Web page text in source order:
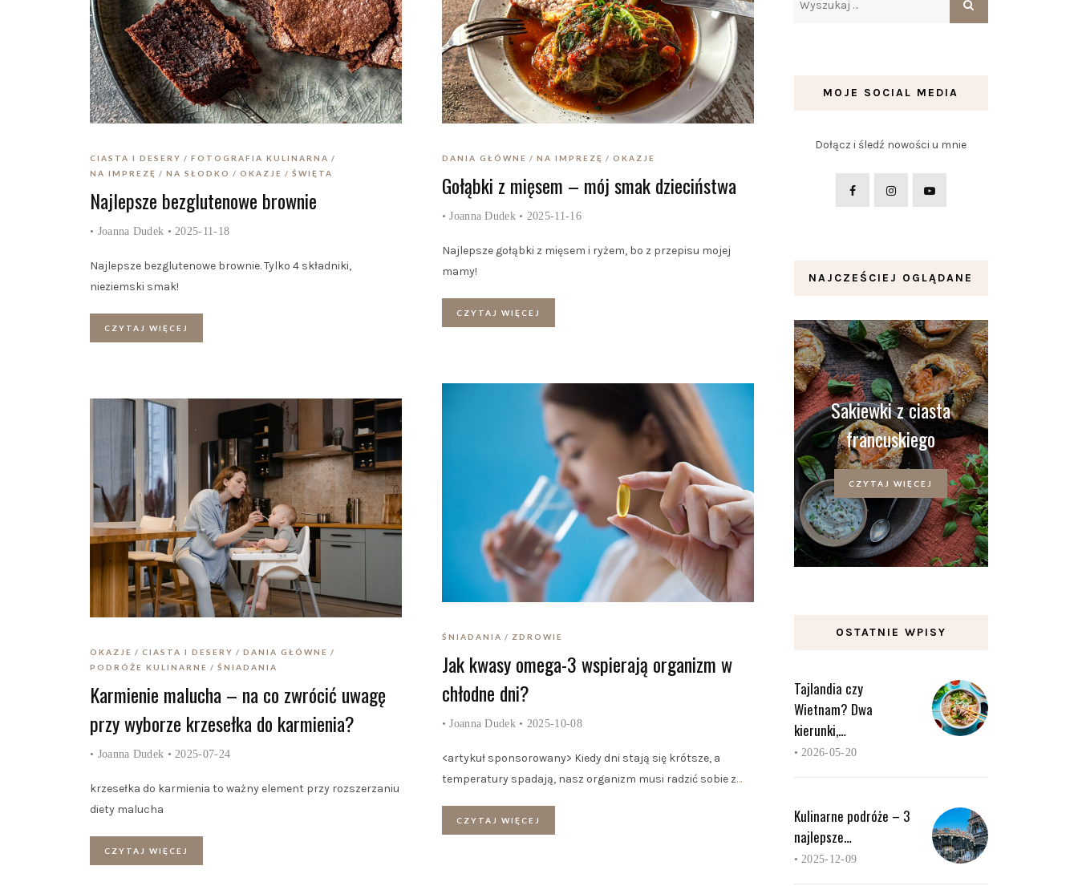
CIASTA I DESERY
FOTOGRAFIA KULINARNA
NA IMPREZĘ
NA SŁODKO OKAZJE ŚWIĘTA
Najlepsze bezglutenowe brownie
• Joanna Dudek • 2025-11-18
Najlepsze bezglutenowe brownie. Tylko 4 składniki,
nieziemski smak!
CZYTAJ WIĘCEJ
DANIA GŁÓWNE NA IMPREZĘ OKAZJE
Gołąbki z mięsem – mój smak dzieciństwa
•Joanna Dudek • 2025-11-16
Najlepsze gołąbki z mięsem i ryżem, bo z przepisu mojej
mamy!
CZYTAJ WIĘCEJ
ŚNIADANIA ZDROWIE
Jak kwasy omega-3 wspierają organizm w
chłodne dni?
•Joanna Dudek • 2025-10-08
<artykuł sponsorowany> Kiedy dni stają się krótsze, a
temperatury spadają, nasz organizm musi radzić sobie z…
CZYTAJ WIĘCEJ
OKAZJE CIASTA I DESERY
DANIA GŁÓWNE
PODRÓŻE KULINARNE
ŚNIADANIA
Karmienie malucha – na co zwrócić uwagę
przy wyborze krzesełka do karmienia?
• Joanna Dudek • 2025-07-24
krzesełka do karmienia to ważny element przy rozszerzaniu
diety malucha
CZYTAJ WIĘCEJ
MOJE SOCIAL MEDIA
Dołącz i śledź nowości u mnie
NAJCZEŚCIEJ OGLĄDANE
Sakiewki z ciasta
francuskiego
CZYTAJ WIĘCEJ
OSTATNIE WPISY
Tajlandia czy
Wietnam? Dwa
kierunki,…
• 2026-05-20
Kulinarne podróże – 3
najlepsze…
• 2025-12-09